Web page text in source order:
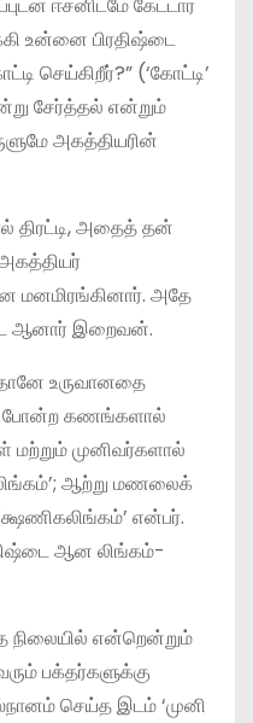
உன்னை பிரதிஷ்டை
செய்கிறீர்?” (‘கோட்டி’
சேர்த்தல் என்றும்
அகத்தியரின்
திரட்டி, அதைத் தன்
மனமிரங்கினார். அதே
ஆனார் இறைவன்.
உருவானதை
போன்ற கணங்களால்
மற்றும் முனிவர்களால்
ஆற்று மணலைக்
என்பர்.
ஆன லிங்கம்-
நிலையில் என்றென்றும்
பக்தர்களுக்கு
செய்த இடம் ‘முனி